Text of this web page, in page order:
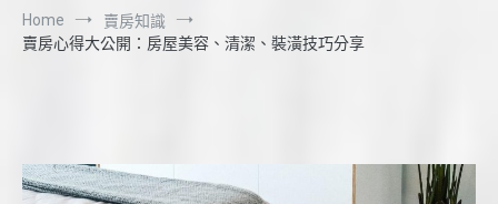
Home
賣房知識
賣房心得大公開：房屋美容、清潔、裝潢技巧分享